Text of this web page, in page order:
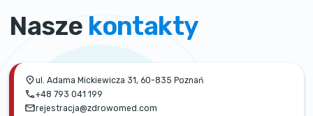
Nasze kontakty
ul. Adama Mickiewicza 31, 60-835 Poznań
+48 793 041 199
rejestracja@zdrowomed.com